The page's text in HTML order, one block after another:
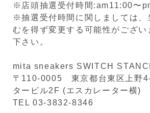
※店頭抽選受付時間:am11:00〜
※抽選受付時間に関しましては、
むを得ず変更する可能性がござい
下さい。
mita sneakers SWITCH
〒110-0005 東京都台東区上野
タービル2F (エスカレーター横
TEL 03-3832-8346